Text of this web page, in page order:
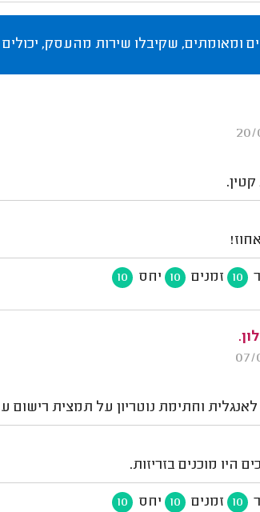
ומאומתים, שקיבלו שירות מהעסק,
10 זמנים 10 יחס 10
וחתימת נוטריון על תמצית רישום
היו מוכנים בזריזות.
10 זמנים 10 יחס 10